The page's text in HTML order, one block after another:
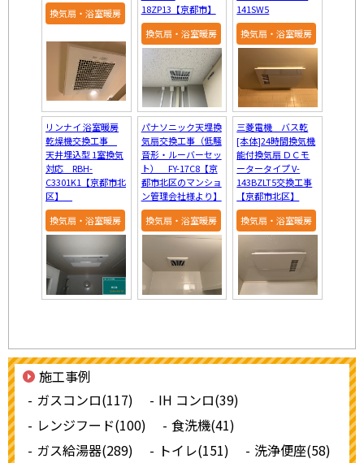
換気扇・浴室暖房
18ZP13【京都市】
換気扇・浴室暖房
141SW5
換気扇・浴室暖房
リンナイ 浴室暖房
乾燥機交換工事
天井埋込型 1室換気
対応 RBH-
C3301K1【京都市北
区】
換気扇・浴室暖房
パナソニック天埋換
気扇交換工事（低騒
音形・ルーバーセッ
ト） FY-17C8【京
都市北区のマンショ
ン管理会社様より】
換気扇・浴室暖房
三菱電機 バス乾
[本体]24時間換気機
能付換気扇 ＤＣモ
ータータイプ V-
143BZLT5交換工事
【京都市北区】
換気扇・浴室暖房
施工事例
ガスコンロ(117)
IH コンロ(39)
レンジフード(100)
食洗機(41)
ガス給湯器(289)
トイレ(151)
洗浄便座(58)